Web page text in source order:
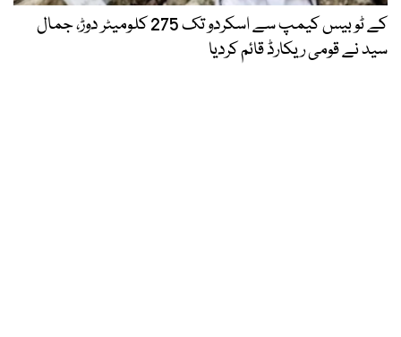
کے ٹو بیس کیمپ سے اسکردو تک 275 کلومیٹر دوڑ، جمال
سید نے قومی ریکارڈ قائم کردیا